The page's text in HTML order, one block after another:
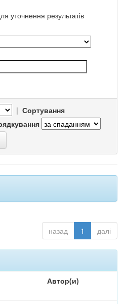
уточнення результатів
| Сортування
назад 1 далі
Автор(и)